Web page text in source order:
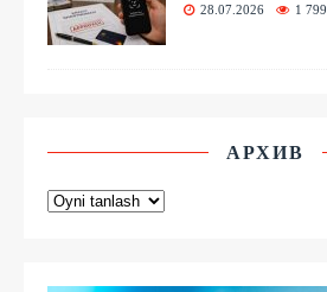
28.07.2026 1 799
АРХИВ